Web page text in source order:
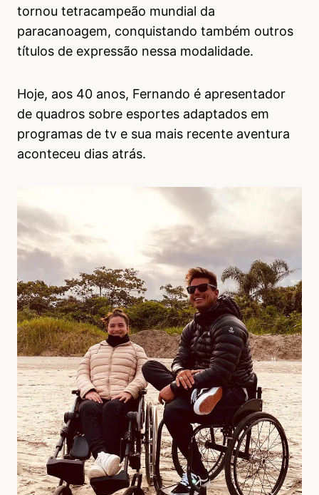
tornou tetracampeão mundial da
paracanoagem, conquistando também outros
títulos de expressão nessa modalidade.
Hoje, aos 40 anos, Fernando é apresentador
de quadros sobre esportes adaptados em
programas de tv e sua mais recente aventura
aconteceu dias atrás.